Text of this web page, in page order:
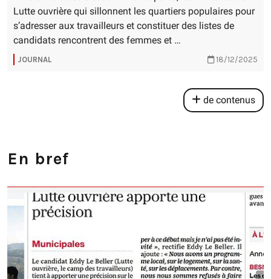
Lutte ouvrière qui sillonnent les quartiers populaires pour
s’adresser aux travailleurs et constituer des listes de
candidats rencontrent des femmes et …
JOURNAL 18/12/2025
de contenus
En bref